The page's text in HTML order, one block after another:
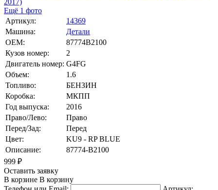
Ещё 1 фото
Артикул:
14369
Машина:
Детали
OEM:
87774B2100
Кузов номер:
2
Двигатель номер: G4FG
Объем:
1.6
Топливо:
БЕНЗИН
Коробка:
МКПП
Год выпуска:
2016
Право/Лево:
Право
Перед/Зад:
Перед
Цвет:
KU9 - RP BLUE
Описание:
87774-B2100
999 ₽
Оставить заявку
В корзине В корзину